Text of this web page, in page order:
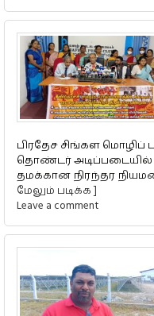
பிரதேச சிங்கள
தொண்டர் அடிப்படையில்
தமக்கான நிரந்தர
மேலும் படிக்க ]
Leave a comment